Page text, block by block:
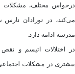
درحواس مختلف، مشکلات
می‌کند، در نوزادان
مدرسه ادامه دارد.
در اختلالات اتیسم و
بیشتری در مشکلات